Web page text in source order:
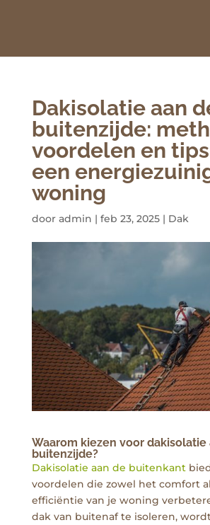
Dakisolatie aan
buitenzijde:
voordelen en
een
woning
door admin | feb 23, 2025 | Dak
Waarom kiezen voor dakisolatie
buitenzijde?
Dakisolatie aan de buitenkant
voordelen die zowel het comfort
efficiëntie van je woning
dak van buitenaf te isoleren,